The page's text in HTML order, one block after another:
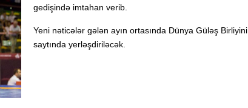
gedişində imtahan verib.
Yeni nəticələr gələn ayın ortasında Dünya Güləş Birliyini
saytında yerləşdiriləcək.